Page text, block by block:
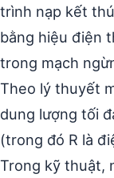
trình nạp kết
bằng hiệu điện
trong mạch
Theo lý thuyết
dung lượng tối
(trong đó R là
Trong kỹ thuật,